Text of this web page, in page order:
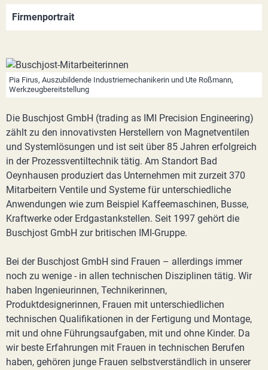
Firmenportrait
Pia Firus, Auszubildende Industriemechanikerin und Ute Roßmann,
Werkzeugbereitstellung
Die Buschjost GmbH (trading as IMI Precision Engineering)
zählt zu den innovativsten Herstellern von Magnetventilen
und Systemlösungen und ist seit über 85 Jahren erfolgreich
in der Prozessventiltechnik tätig. Am Standort Bad
Oeynhausen produziert das Unternehmen mit zurzeit 370
Mitarbeitern Ventile und Systeme für unterschiedliche
Anwendungen wie zum Beispiel Kaffeemaschinen, Busse,
Kraftwerke oder Erdgastankstellen. Seit 1997 gehört die
Buschjost GmbH zur britischen IMI-Gruppe.
Bei der Buschjost GmbH sind Frauen – allerdings immer
noch zu wenige - in allen technischen Disziplinen tätig. Wir
haben Ingenieurinnen, Technikerinnen,
Produktdesignerinnen, Frauen mit unterschiedlichen
technischen Qualifikationen in der Fertigung und Montage,
mit und ohne Führungsaufgaben, mit und ohne Kinder. Da
wir beste Erfahrungen mit Frauen in technischen Berufen
haben, gehören junge Frauen selbstverständlich in unserer